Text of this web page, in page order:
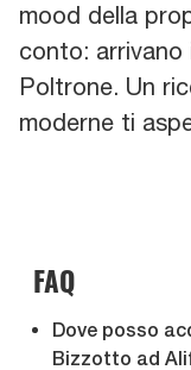
mood della
conto:
Poltrone. Un
moderne ti
FAQ
Dove posso
Bizzotto ad